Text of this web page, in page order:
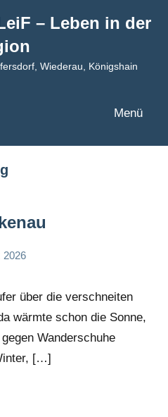
– Leben in der
Wiederau, Königshain
Menü
2026
über die verschneiten
wärmte schon die Sonne,
Wanderschuhe
[…]